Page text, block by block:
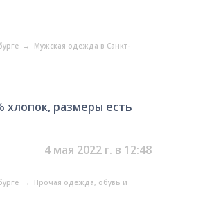
→ Мужская одежда в Санкт-
хлопок, размеры есть
4 мая 2022 г. в 12:48
→ Прочая одежда, обувь и